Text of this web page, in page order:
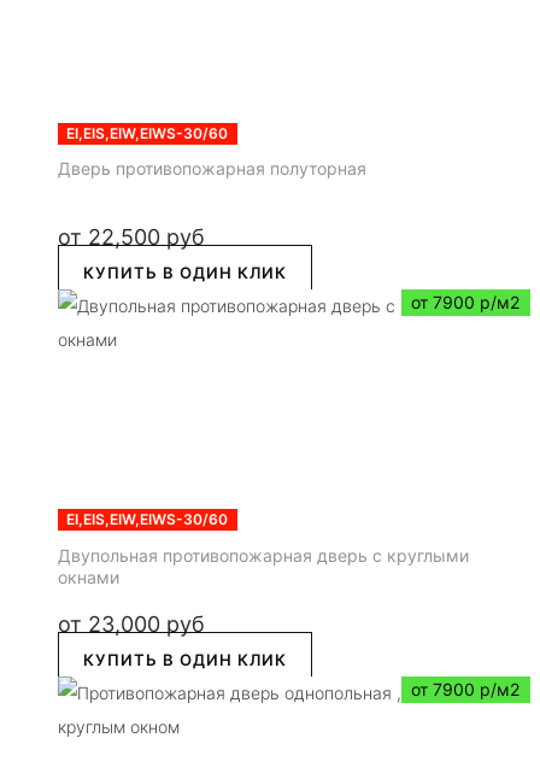
EI,EIS,EIW,EIWS-30/60
Дверь противопожарная полуторная
от 22,500 руб
КУПИТЬ В ОДИН КЛИК
от 7900 р/м2
EI,EIS,EIW,EIWS-30/60
Двупольная противопожарная дверь с круглыми
окнами
от 23,000 руб
КУПИТЬ В ОДИН КЛИК
от 7900 р/м2